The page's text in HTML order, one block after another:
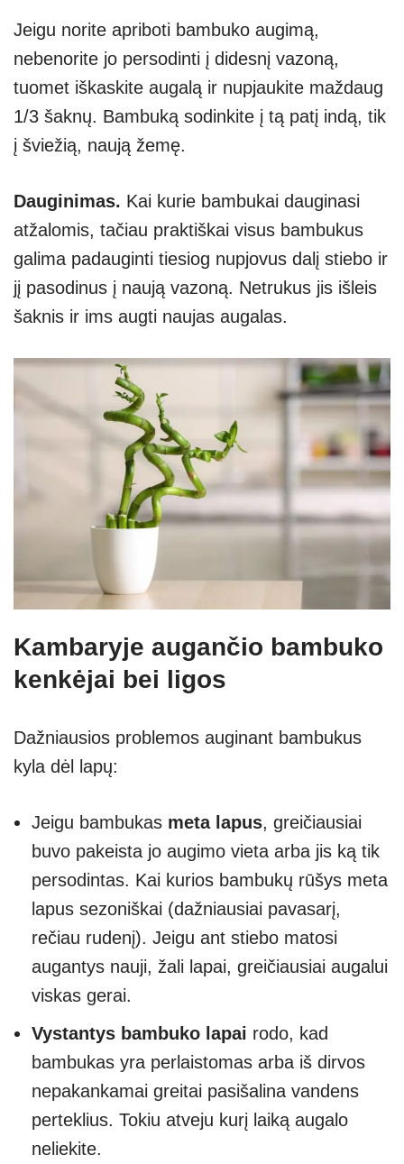
Jeigu norite apriboti bambuko augimą,
nebenorite jo persodinti į didesnį vazoną,
tuomet iškaskite augalą ir nupjaukite maždaug
1/3 šaknų. Bambuką sodinkite į tą patį indą, tik
į šviežią, naują žemę.
Dauginimas. Kai kurie bambukai dauginasi
atžalomis, tačiau praktiškai visus bambukus
galima padauginti tiesiog nupjovus dalį stiebo ir
jį pasodinus į naują vazoną. Netrukus jis išleis
šaknis ir ims augti naujas augalas.
Kambaryje augančio bambuko
kenkėjai bei ligos
Dažniausios problemos auginant bambukus
kyla dėl lapų:
Jeigu bambukas meta lapus, greičiausiai
buvo pakeista jo augimo vieta arba jis ką tik
persodintas. Kai kurios bambukų rūšys meta
lapus sezoniškai (dažniausiai pavasarį,
rečiau rudenį). Jeigu ant stiebo matosi
augantys nauji, žali lapai, greičiausiai augalui
viskas gerai.
Vystantys bambuko lapai rodo, kad
bambukas yra perlaistomas arba iš dirvos
nepakankamai greitai pasišalina vandens
perteklius. Tokiu atveju kurį laiką augalo
neliekite.